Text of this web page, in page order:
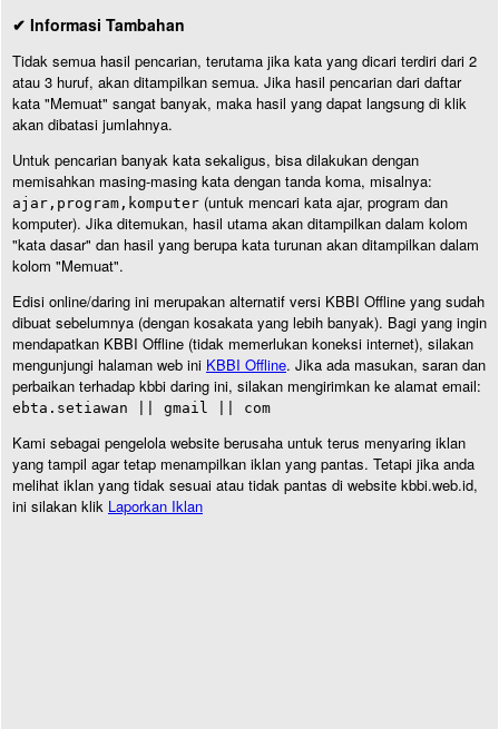
✔ Informasi Tambahan
Tidak semua hasil pencarian, terutama jika kata yang dicari terdiri dari 2
atau 3 huruf, akan ditampilkan semua. Jika hasil pencarian dari daftar
kata "Memuat" sangat banyak, maka hasil yang dapat langsung di klik
akan dibatasi jumlahnya.
Untuk pencarian banyak kata sekaligus, bisa dilakukan dengan
memisahkan masing-masing kata dengan tanda koma, misalnya:
ajar,program,komputer (untuk mencari kata ajar, program dan
komputer). Jika ditemukan, hasil utama akan ditampilkan dalam kolom
"kata dasar" dan hasil yang berupa kata turunan akan ditampilkan dalam
kolom "Memuat".
Edisi online/daring ini merupakan alternatif versi KBBI Offline yang sudah
dibuat sebelumnya (dengan kosakata yang lebih banyak). Bagi yang ingin
mendapatkan KBBI Offline (tidak memerlukan koneksi internet), silakan
mengunjungi halaman web ini KBBI Offline. Jika ada masukan, saran dan
perbaikan terhadap kbbi daring ini, silakan mengirimkan ke alamat email:
ebta.setiawan || gmail || com
Kami sebagai pengelola website berusaha untuk terus menyaring iklan
yang tampil agar tetap menampilkan iklan yang pantas. Tetapi jika anda
melihat iklan yang tidak sesuai atau tidak pantas di website kbbi.web.id,
ini silakan klik Laporkan Iklan